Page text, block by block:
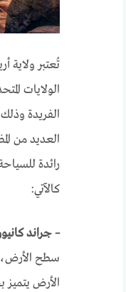
تُعتبر ولاية
الولايات
الفريدة
العديد من
رائدة
كالآتي:
– جراند
سطح
الأرض يتميز